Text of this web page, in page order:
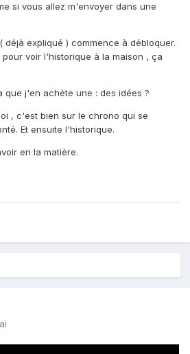
si vous allez m'envoyer dans une
déjà expliqué ) commence à débloquer.
voir l'historique à la maison , ça
que j'en achète une : des idées ?
, c'est bien sur le chrono qui se
Et ensuite l'historique.
en la matière.